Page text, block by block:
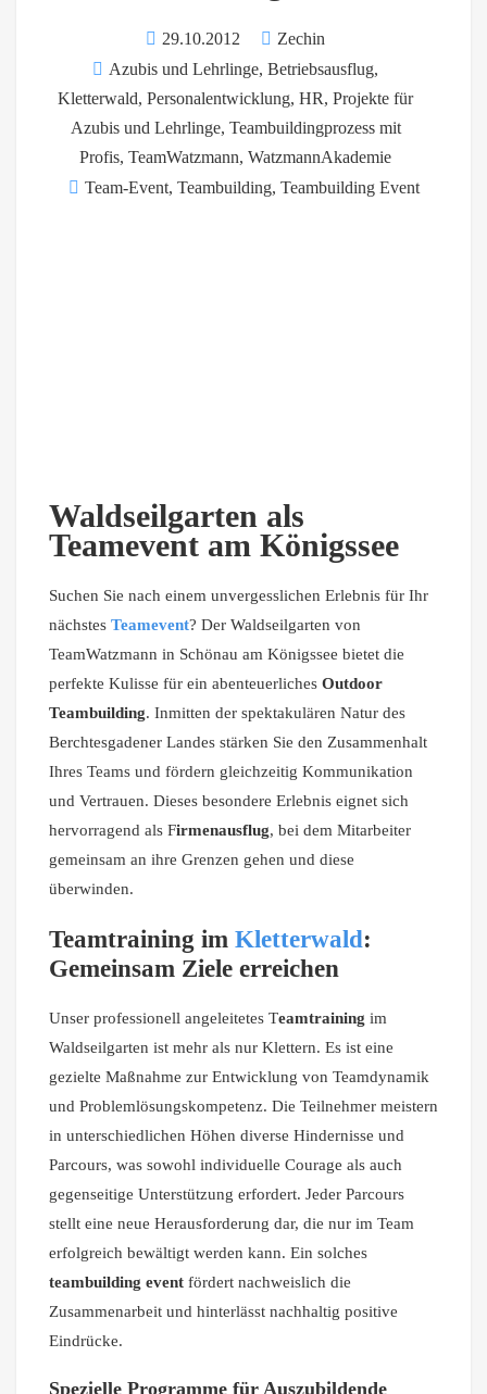
29.10.2012
Zechin
Azubis und Lehrlinge, Betriebsausflug,
Kletterwald, Personalentwicklung, HR, Projekte für
Azubis und Lehrlinge, Teambuildingprozess mit
Profis, TeamWatzmann, WatzmannAkademie
Team-Event, Teambuilding, Teambuilding Event
Waldseilgarten als
Teamevent am Königssee
Suchen Sie nach einem unvergesslichen Erlebnis für Ihr
nächstes Teamevent? Der Waldseilgarten von
TeamWatzmann in Schönau am Königssee bietet die
perfekte Kulisse für ein abenteuerliches Outdoor
Teambuilding. Inmitten der spektakulären Natur des
Berchtesgadener Landes stärken Sie den Zusammenhalt
Ihres Teams und fördern gleichzeitig Kommunikation
und Vertrauen. Dieses besondere Erlebnis eignet sich
hervorragend als Firmenausflug, bei dem Mitarbeiter
gemeinsam an ihre Grenzen gehen und diese
überwinden.
Teamtraining im Kletterwald:
Gemeinsam Ziele erreichen
Unser professionell angeleitetes Teamtraining im
Waldseilgarten ist mehr als nur Klettern. Es ist eine
gezielte Maßnahme zur Entwicklung von Teamdynamik
und Problemlösungskompetenz. Die Teilnehmer meistern
in unterschiedlichen Höhen diverse Hindernisse und
Parcours, was sowohl individuelle Courage als auch
gegenseitige Unterstützung erfordert. Jeder Parcours
stellt eine neue Herausforderung dar, die nur im Team
erfolgreich bewältigt werden kann. Ein solches
teambuilding event fördert nachweislich die
Zusammenarbeit und hinterlässt nachhaltig positive
Eindrücke.
Spezielle Programme für Auszubildende